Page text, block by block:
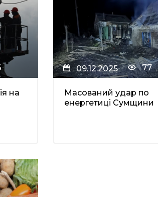
на
09.12.2025 77
Масований удар по
енергетиці Сумщини